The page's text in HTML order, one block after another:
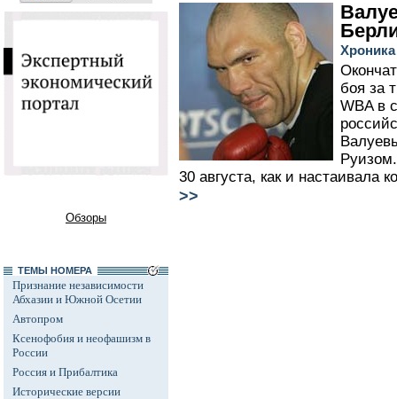
Обзоры
ТЕМЫ НОМЕРА
Признание независимости
Абхазии и Южной Осетии
Автопром
Ксенофобия и неофашизм в
России
Россия и Прибалтика
Исторические версии
боя за
WBA в
30 августа, как и настаивала
>>